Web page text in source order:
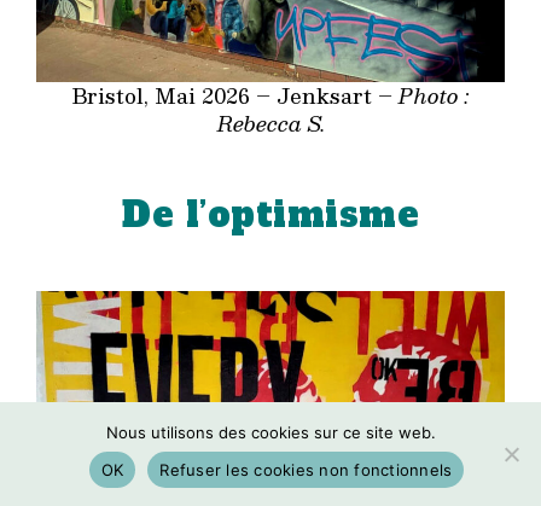
Bristol, Mai 2026 – Jenksart –Photo :
Rebecca S.
De l’optimisme
Nous utilisons des cookies sur ce site web.
OK
Refuser les cookies non fonctionnels